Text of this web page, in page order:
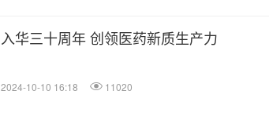
入华三十周年 创领医药新质生产力
2024-10-10 16:18 11020